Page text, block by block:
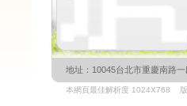
地址：10045台北市重慶南路
本網頁最佳解析度 1024X768 版